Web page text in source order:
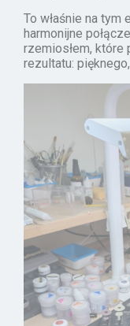
To właśnie na
harmonijne
rzemiosłem, które
rezultatu: